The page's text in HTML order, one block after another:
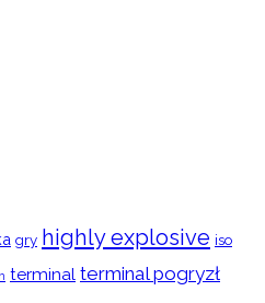
gry highly explosive iso
terminal terminal pogryzł